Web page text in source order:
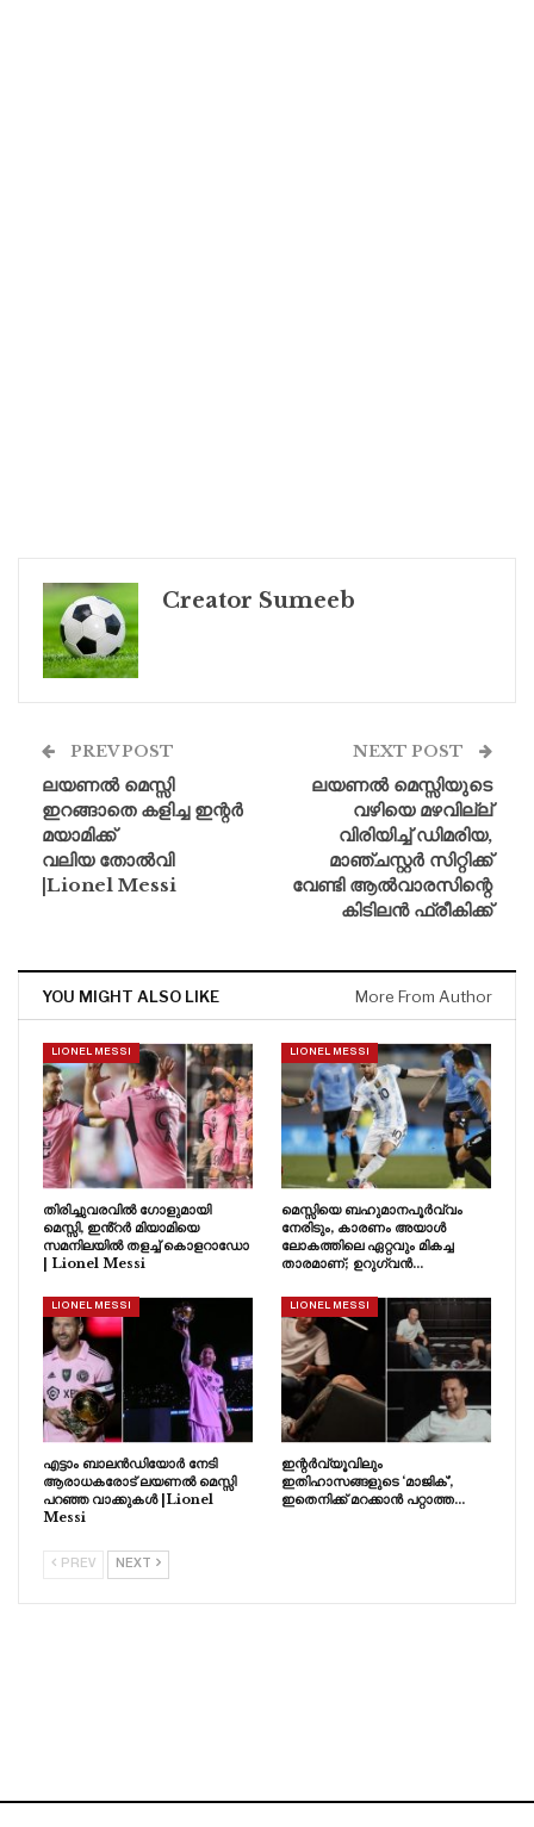
Creator Sumeeb
PREV POST
ലയണൽ മെസ്സി
ഇറങ്ങാതെ കളിച്ച ഇന്റർ
മയാമിക്ക്
വലിയ തോൽവി
|Lionel Messi
NEXT POST
ലയണൽ മെസ്സിയുടെ
വഴിയെ മഴവില്ല്
വിരിയിച്ച് ഡിമരിയ,
മാഞ്ചസ്റ്റർ സിറ്റിക്ക്
വേണ്ടി ആൽവാരസിന്റെ
കിടിലൻ ഫ്രീകിക്ക്
YOU MIGHT ALSO LIKE More From Author
LIONEL MESSI
തിരിച്ചുവരവിൽ ഗോളുമായി
മെസ്സി, ഇൻ്റർ മിയാമിയെ
സമനിലയിൽ തളച്ച് കൊളറാഡോ
| Lionel Messi
LIONEL MESSI
മെസ്സിയെ ബഹുമാനപൂർവ്വം
നേരിടും, കാരണം അയാൾ
ലോകത്തിലെ ഏറ്റവും മികച്ച
താരമാണ്; ഉറുഗ്വൻ…
LIONEL MESSI
എട്ടാം ബാലൻഡിയോർ നേടി
ആരാധകരോട് ലയണൽ മെസ്സി
പറഞ്ഞ വാക്കുകൾ |Lionel
Messi
LIONEL MESSI
ഇന്റർവ്യൂവിലും
ഇതിഹാസങ്ങളുടെ ‘മാജിക്’,
ഇതെനിക്ക് മറക്കാൻ പറ്റാത്ത…
PREV NEXT